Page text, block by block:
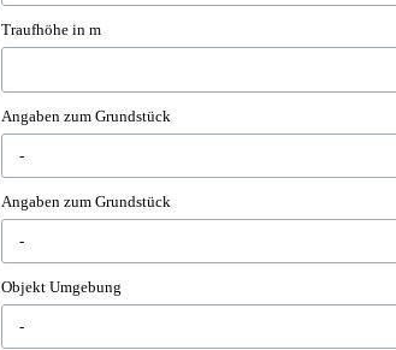
Traufhöhe in m
Angaben zum Grundstück
Angaben zum Grundstück
Objekt Umgebung